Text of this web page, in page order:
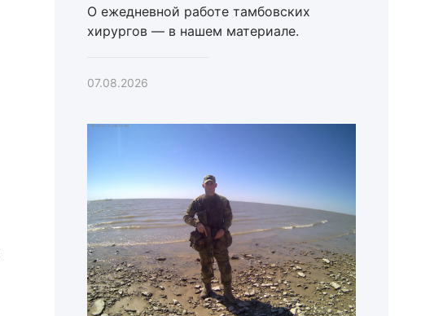
О ежедневной работе тамбовских
хирургов — в нашем материале.
07.08.2026